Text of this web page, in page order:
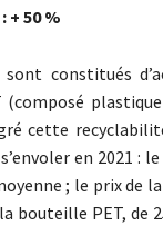
+ 50 %
constitués
(composé
cette
en 2021 :
; le prix de
bouteille PET, de